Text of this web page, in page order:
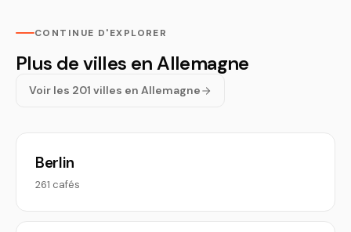
CONTINUE D'EXPLORER
Plus de villes en Allemagne
Voir les 201 villes en Allemagne
Berlin
261 cafés